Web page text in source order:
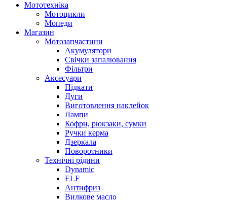
Мототехніка
Мотоцикли
Мопеди
Магазин
Мотозапчастини
Акумулятори
Свічки запалювання
Фільтри
Аксесуари
Підкати
Дуги
Виготовлення наклейок
Лампи
Кофри, рюкзаки, сумки
Ручки керма
Дзеркала
Поворотники
Технічні рідини
Dynamic
ELF
Антифриз
Вилкове масло